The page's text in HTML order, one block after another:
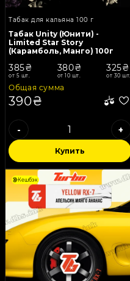
Табак для кальяна 100 г
Табак Unity (Юнити) -
Limited Star Story
(Карамболь, Манго) 100г
385₴
от 5 шт.
380₴
от 10 шт.
325₴
от 30 шт.
Общая сумма
390₴
- +
Купить
Кешбэк